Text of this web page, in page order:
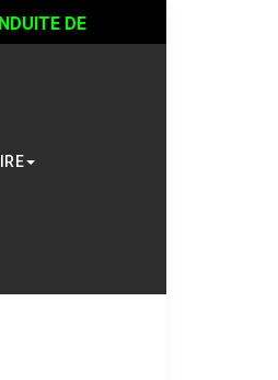
DE